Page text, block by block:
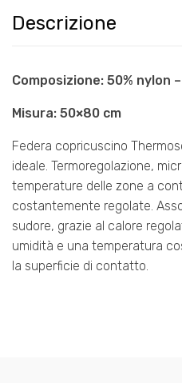
Descrizione
Composizione: 50% nylon
Misura: 50×80 cm
Federa copricuscino
ideale. Termoregolazione,
temperature delle zone a
costantemente regolate.
sudore, grazie al calore
umidità e una temperatura
la superficie di contatto.